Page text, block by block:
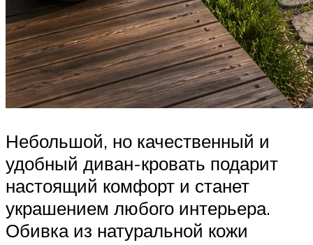
Небольшой, но качественный и
удобный диван-кровать подарит
настоящий комфорт и станет
украшением любого интерьера.
Обивка из натуральной кожи